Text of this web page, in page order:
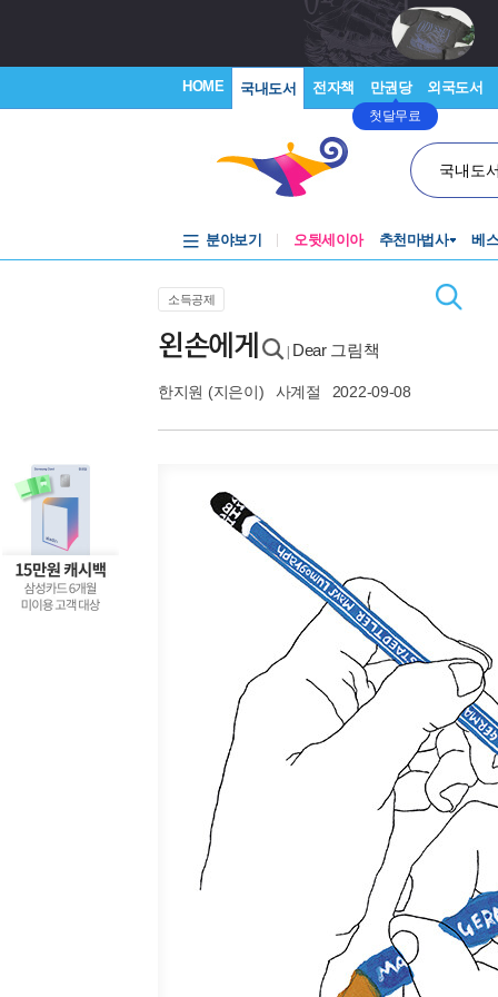
HOME 국내도서 전자책 만권당
첫달무료
외국도서
국내도
분야보기 오뒷세이아 추천마법사 베
소득공제
왼손에게 Dear 그림책
한지원 (지은이) 사계절 2022-09-08